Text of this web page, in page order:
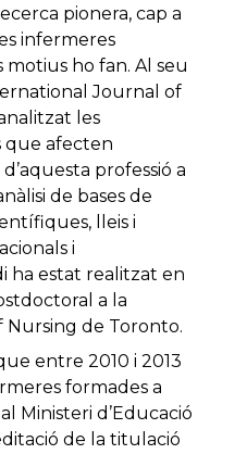
pionera, cap a
infermeres
ho fan. Al seu
Journal of
les
que afecten
d’aquesta professió a
de bases de
lleis i
i
ha estat realitzat en
a la
de Toronto.
entre 2010 i 2013
formades a
Ministeri d’Educació
de la titulació